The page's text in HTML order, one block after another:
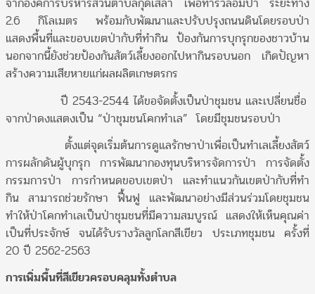
2.6 กิโลเมตร พร้อมกับพัฒนาและปรับปรุงถนนดินโดยรอบป่า
แสดงพื้นที่และขอบเขตป่ากับที่ทำกิน ป้องกันการบุกรุกของชาวบ้าน
นอกจากนี้ยังช่วยป้องกันสัตว์เลี้ยงออกไปหากินรอบนอก เกิดปัญหา
สร้างความเสียหายแก่ผลผลิตเกษตรกร
ปี 2543-2544 ได้ขอจัดตั้งเป็นป่าชุมชน และเปลี่ยนชื่อ
จากป่าดงแสตงเป็น “ป่าชุมชนโคกทำเล” โดยมีชุมชนรอบป่า
ตั้งแต่จุดเริ่มต้นการดูแลรักษาป่าเพื่อเป็นทำเลเลี้ยงสัตว์
การผลักดันผู้บุกรุก การพัฒนากองทุนบริหารจัดการป่า การจัดตั้ง
กรรมการป่า การกำหนดขอบเขตป่า และทำแนวกันเขตป่ากับที่ทำ
กิน สามารถช่วยรักษา ฟื้นฟู และพัฒนาอย่างมีส่วนร่วมโดยชุมชน
ทำให้ป่าโคกทำเลเป็นป่าชุมชนที่มีความสมบูรณ์ แสดงให้เห็นคุณค่า
เป็นที่ประจักษ์ จนได้รับรางวัลลูกโลกสีเขียว ประเภทชุมชน ครั้งที่
20 ปี 2562-2563
การเพิ่มพื้นที่สีเขียวครอบคลุมทั้งตำบล